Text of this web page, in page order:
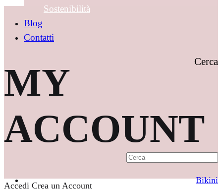
Sostenibilità
Blog
Contatti
Cerca
Bikini
MY
ACCOUNT
Accedi Crea un Account